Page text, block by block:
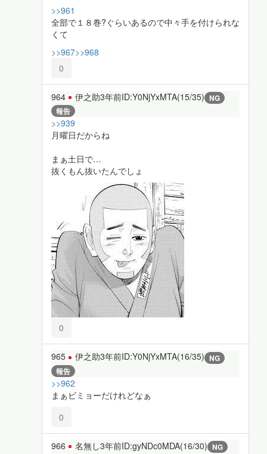
>>961
全部で１８巻?ぐらいあるので中々手を付けられな
くて
>>967>>968
0
964 伊之助3年前ID:Y0NjYxMTA(15/35) NG
報告
>>939
月曜日だからね
まぁ土日で…
抜くもん抜いたんでしょ
0
965 伊之助3年前ID:Y0NjYxMTA(16/35) NG
報告
>>962
まぁビミョーだけれどなぁ
0
966 名無し3年前ID:gyNDc0MDA(16/30) NG